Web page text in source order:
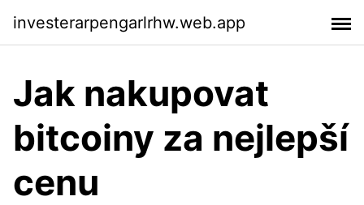
investerarpengarlrhw.web.app
Jak nakupovat
bitcoiny za nejlepší
cenu